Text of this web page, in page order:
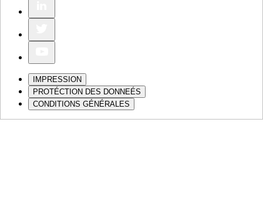
IMPRESSION
PROTÉCTION DES DONNEÉS
CONDITIONS GÉNÉRALES